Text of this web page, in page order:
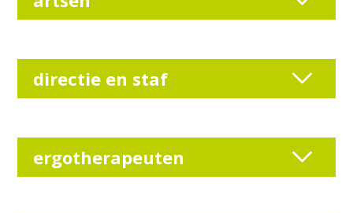
directie en staf
ergotherapeuten